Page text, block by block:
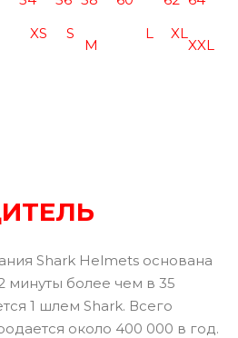
XS S
M
L XL
XXL
Shark Helmets основана
минуты более чем в 35
1 шлем Shark. Всего
около 400 000 в год.